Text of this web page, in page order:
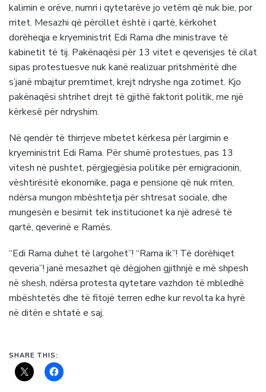
kalimin e orëve, numri i qytetarëve jo vetëm që nuk bie, por
rritet. Mesazhi që përcillet është i qartë, kërkohet
dorëheqja e kryeministrit Edi Rama dhe ministrave të
kabinetit të tij. Pakënaqësi për 13 vitet e qeverisjes të cilat
sipas protestuesve nuk kanë realizuar pritshmëritë dhe
s’janë mbajtur premtimet, krejt ndryshe nga zotimet. Kjo
pakënaqësi shtrihet drejt të gjithë faktorit politik, me një
kërkesë për ndryshim.
Në qendër të thirrjeve mbetet kërkesa për largimin e
kryeministrit Edi Rama. Për shumë protestues, pas 13
vitesh në pushtet, përgjegjësia politike për emigracionin,
vështirësitë ekonomike, paga e pensione që nuk rriten,
ndërsa mungon mbështetja për shtresat sociale, dhe
mungesën e besimit tek institucionet ka një adresë të
qartë, qeverinë e Ramës.
“Edi Rama duhet të largohet”! “Rama ik”! Të dorëhiqet
qeveria”! janë mesazhet që dëgjohen gjithnjë e më shpesh
në shesh, ndërsa protesta qytetare vazhdon të mbledhë
mbështetës dhe të fitojë terren edhe kur revolta ka hyrë
në ditën e shtatë e saj.
SHARE THIS: